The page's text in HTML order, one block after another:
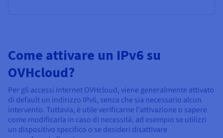
Come attivare un IPv6 su
OVHcloud?
Per gli accessi Internet OVHcloud, viene generalmente attivato
di default un indirizzo IPv6, senza che sia necessario alcun
intervento. Tuttavia, è utile verificarne l'attivazione o sapere
come modificarla in caso di necessità, ad esempio se utilizzi
un dispositivo specifico o se desideri disattivare